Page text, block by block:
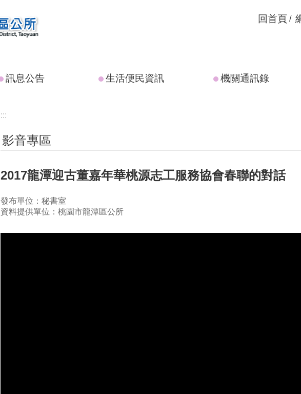
回首頁
訊息公告 生活便民資訊 機關通訊錄
:::
影音專區
2017龍潭迎古董嘉年華桃源志工服務協會春聯的對話
發布單位：秘書室
資料提供單位：桃園市龍潭區公所